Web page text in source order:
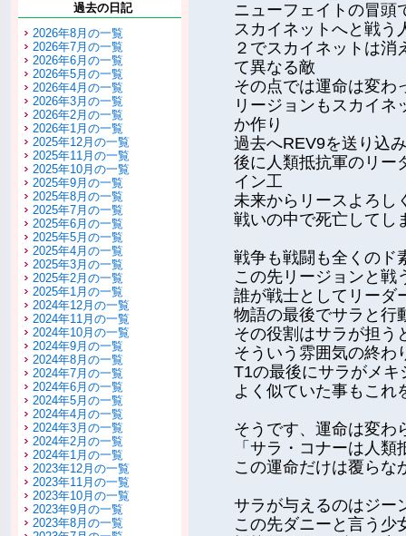
過去の日記
2026年8月の一覧
2026年7月の一覧
2026年6月の一覧
2026年5月の一覧
2026年4月の一覧
2026年3月の一覧
2026年2月の一覧
2026年1月の一覧
2025年12月の一覧
2025年11月の一覧
2025年10月の一覧
2025年9月の一覧
2025年8月の一覧
2025年7月の一覧
2025年6月の一覧
2025年5月の一覧
2025年4月の一覧
2025年3月の一覧
2025年2月の一覧
2025年1月の一覧
2024年12月の一覧
2024年11月の一覧
2024年10月の一覧
2024年9月の一覧
2024年8月の一覧
2024年7月の一覧
2024年6月の一覧
2024年5月の一覧
2024年4月の一覧
2024年3月の一覧
2024年2月の一覧
2024年1月の一覧
2023年12月の一覧
2023年11月の一覧
2023年10月の一覧
2023年9月の一覧
2023年8月の一覧
ニューフェイトの冒頭
スカイネットへと戦う
２でスカイネットは消
て異なる敵
その点では運命は変わ
リージョンもスカイネ
か作り
過去へREV9を送り込
後に人類抵抗軍のリー
イン工
未来からリースよろし
戦いの中で死亡してし
戦争も戦闘も全くのド
この先リージョンと戦
誰が戦士としてリーダ
物語の最後でサラと行
その役割はサラが担う
そういう雰囲気の終わ
T1の最後にサラがメ
よく似ていた事もこれ
そうです、運命は変わ
「サラ・コナーは人
この運命だけは覆らな
サラが与えるのはジー
この先ダニーと言う少